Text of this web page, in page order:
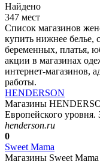
Найдено
347 мест
Список магазинов
купить нижнее белье,
беременных, платья,
акции в магазинах
интернет-магазинов,
работы.
HENDERSON
Магазины
Европейского уровня.
henderson.ru
0
Sweet Mama
Магазины Sweet